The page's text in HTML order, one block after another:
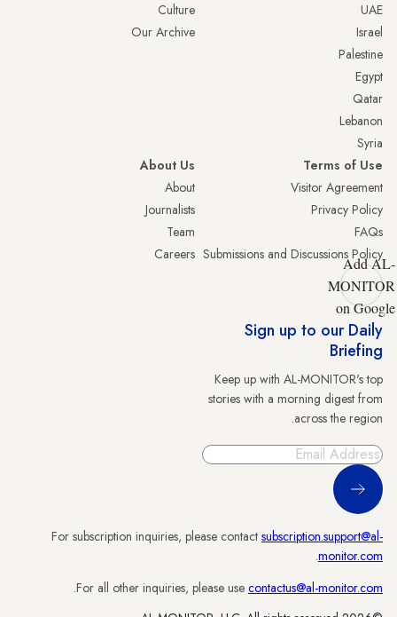
UAE
Israel
Palestine
Egypt
Qatar
Lebanon
Syria
Culture
Our Archive
Terms of Use
Visitor Agreement
Privacy Policy
FAQs
Submissions and Discussions Policy
About Us
About
Journalists
Team
Careers
Add AL-
MONITOR
on Google
Sign up to our Daily
Briefing
Keep up with AL-MONITOR's top
stories with a morning digest from
across the region.
Sign Up
For subscription inquiries, please contact subscription.support@al-
monitor.com
.
For all other inquiries, please use contactus@al-monitor.com
.